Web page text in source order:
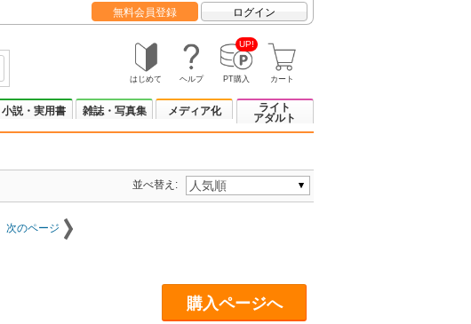
無料会員登録 ログイン
はじめて ヘルプ
UP!
PT購入 カート
小説・実用書 雑誌・写真集 メディア化
ライト
アダルト
並べ替え:
次のページ
購入ページへ